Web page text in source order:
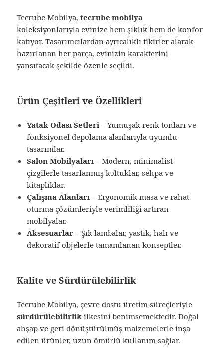
Tecrube Mobilya,tecrube mobilya
koleksiyonlarıyla evinize hem şıklık hem de konfor
katıyor. Tasarımcılardan ayrıcalıklı fikirler alarak
hazırlanan her parça, evinizin karakterini
yansıtacak şekilde özenle seçildi.
Ürün Çeşitleri ve Özellikleri
Yatak Odası Setleri – Yumuşak renk tonları ve
fonksiyonel depolama alanlarıyla uyumlu
tasarımlar.
Salon Mobilyaları – Modern, minimalist
çizgilerle tasarlanmış koltuklar, sehpa ve
kitaplıklar.
Çalışma Alanları – Ergonomik masa ve rahat
oturma çözümleriyle verimliliği artıran
mobilyalar.
Aksesuarlar – Şık lambalar, yastık, halı ve
dekoratif objelerle tamamlanan konseptler.
Kalite ve Sürdürülebilirlik
Tecrube Mobilya, çevre dostu üretim süreçleriyle
sürdürülebilirlik ilkesini benimsemektedir. Doğal
ahşap ve geri dönüştürülmüş malzemelerle inşa
edilen ürünler, uzun ömürlü kullanım sağlar.